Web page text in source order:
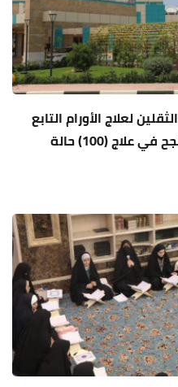
لعلاج الأورام التابع
للعتبة الحسينية في البصرة ينجح في علاج (100) حالة